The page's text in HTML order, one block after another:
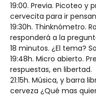
19:00. Previa. Picoteo y
cervecita para ir
19:30h. Thinknómetro.
responderá a la
18 minutos. ¿El tema?
19:48h. Micro abierto.
respuestas, en libertad.
21:15h. Música, y barra
cerveza ¿Qué mas